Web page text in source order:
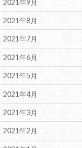
2021年9月
2021年8月
2021年7月
2021年6月
2021年5月
2021年4月
2021年3月
2021年2月